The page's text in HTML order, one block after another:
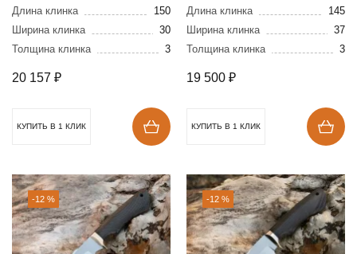
порошковой стали
М-398
Длина клинка
150
Ширина клинка
30
Толщина клинка
3
20 157 ₽
КУПИТЬ В 1 КЛИК
порошковой стали
М-398
Длина клинка
145
Ширина клинка
37
Толщина клинка
3
19 500 ₽
КУПИТЬ В 1 КЛИК
-12 % -12 %